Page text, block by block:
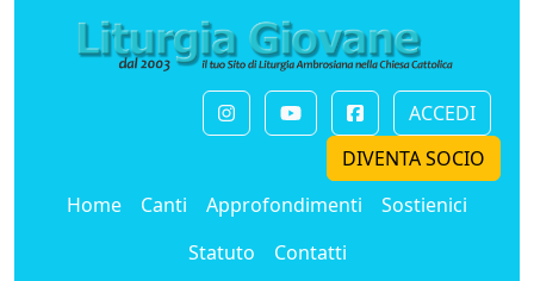
ACCEDI
DIVENTA SOCIO
Home
Canti Approfondimenti
Sostienici
Statuto
Contatti